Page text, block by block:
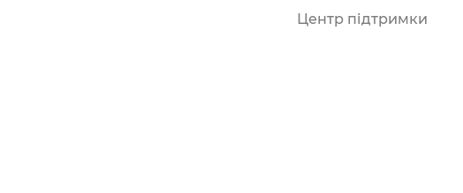
Центр підтримки